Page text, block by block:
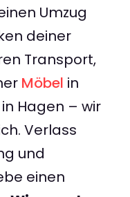
Umzug
deiner
Transport,
Möbel in
Hagen – wir
Verlass
und
einen